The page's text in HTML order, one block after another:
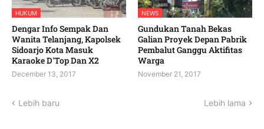
HUKUM
Dengar Info Sempak Dan
Wanita Telanjang, Kapolsek
Sidoarjo Kota Masuk
Karaoke D'Top Dan X2
December 13, 2017
NEWS
Gundukan Tanah Bekas
Galian Proyek Depan Pabrik
Pembalut Ganggu Aktifitas
Warga
November 21, 2017
Lebih baru Lebih lama